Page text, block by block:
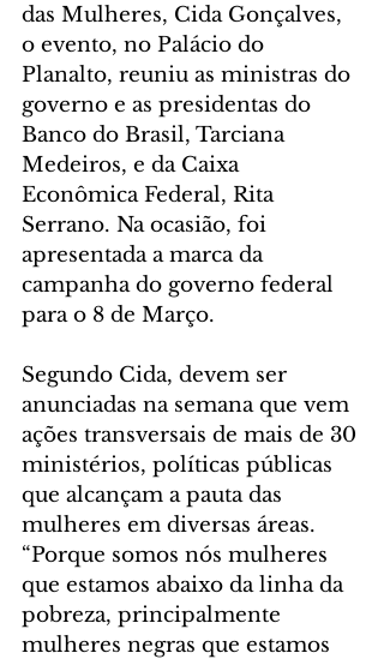
das Mulheres, Cida Gonçalves,
o evento, no Palácio do
Planalto, reuniu as ministras do
governo e as presidentas do
Banco do Brasil, Tarciana
Medeiros, e da Caixa
Econômica Federal, Rita
Serrano. Na ocasião, foi
apresentada a marca da
campanha do governo federal
para o 8 de Março.
Segundo Cida, devem ser
anunciadas na semana que vem
ações transversais de mais de 30
ministérios, políticas públicas
que alcançam a pauta das
mulheres em diversas áreas.
“Porque somos nós mulheres
que estamos abaixo da linha da
pobreza, principalmente
mulheres negras que estamos